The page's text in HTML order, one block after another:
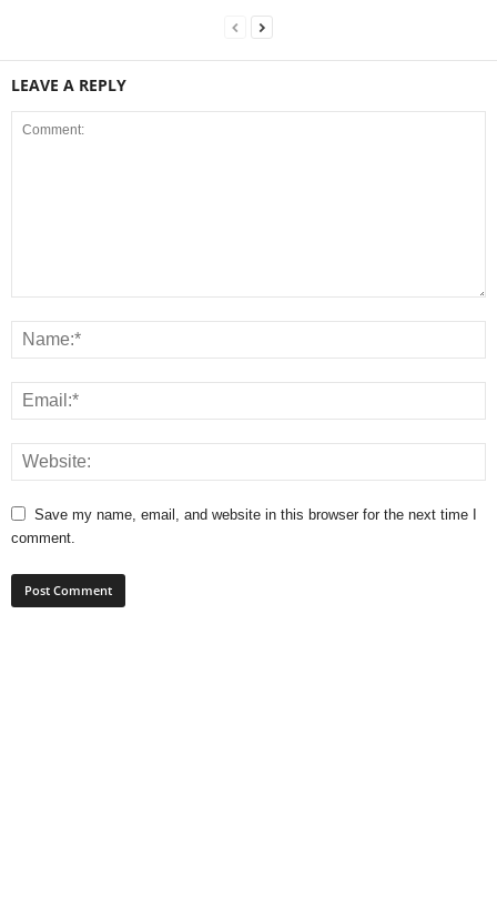
LEAVE A REPLY
Save my name, email, and website in this browser for the next time I
comment.